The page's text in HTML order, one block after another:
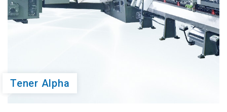
Tener Alpha